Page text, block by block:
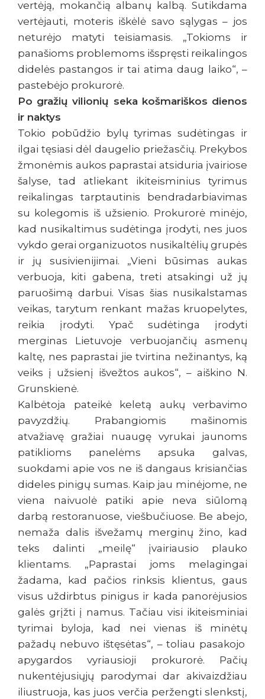
vertėją, mokančią albanų kalbą. Sutikdama
vertėjauti, moteris iškėlė savo sąlygas – jos
neturėjo matyti teisiamasis. „Tokioms ir
panašioms problemoms išspręsti reikalingos
didelės pastangos ir tai atima daug laiko“, –
pastebėjo prokurorė.
Po gražių vilionių seka košmariškos dienos
ir naktys
Tokio pobūdžio bylų tyrimas sudėtingas ir
ilgai tęsiasi dėl daugelio priežasčių. Prekybos
žmonėmis aukos paprastai atsiduria įvairiose
šalyse, tad atliekant ikiteisminius tyrimus
reikalingas tarptautinis bendradarbiavimas
su kolegomis iš užsienio. Prokurorė minėjo,
kad nusikaltimus sudėtinga įrodyti, nes juos
vykdo gerai organizuotos nusikaltėlių grupės
ir jų susivienijimai. „Vieni būsimas aukas
verbuoja, kiti gabena, treti atsakingi už jų
paruošimą darbui. Visas šias nusikalstamas
veikas, tarytum renkant mažas kruopelytes,
reikia įrodyti. Ypač sudėtinga įrodyti
merginas Lietuvoje verbuojančių asmenų
kaltę, nes paprastai jie tvirtina nežinantys, ką
veiks į užsienį išvežtos aukos“, – aiškino N.
Grunskienė.
Kalbėtoja pateikė keletą aukų verbavimo
pavyzdžių. Prabangiomis mašinomis
atvažiavę gražiai nuaugę vyrukai jaunoms
patiklioms panelėms apsuka galvas,
suokdami apie vos ne iš dangaus krisiančias
dideles pinigų sumas. Kaip jau minėjome, ne
viena naivuolė patiki apie neva siūlomą
darbą restoranuose, viešbučiuose. Be abejo,
nemaža dalis išvežamų merginų žino, kad
teks dalinti „meilę“ įvairiausio plauko
klientams. „Paprastai joms melagingai
žadama, kad pačios rinksis klientus, gaus
visus uždirbtus pinigus ir kada panorėjusios
galės grįžti į namus. Tačiau visi ikiteisminiai
tyrimai byloja, kad nei vienas iš minėtų
pažadų nebuvo ištęsėtas“, – toliau pasakojo
apygardos vyriausioji prokurorė. Pačių
nukentėjusiųjų parodymai dar akivaizdžiau
iliustruoja, kas juos verčia peržengti slenkstį,